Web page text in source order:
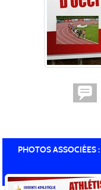
PHOTOS ASSOCIÉES